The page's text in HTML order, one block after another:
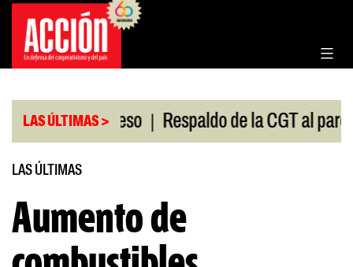
Saltar
contenido
LAS ÚLTIMAS >
en el Congreso | Respaldo de la CGT al paro
LAS ÚLTIMAS
Aumento de